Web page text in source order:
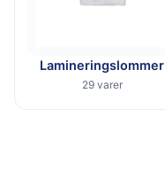
Lamineringslommer
29 varer